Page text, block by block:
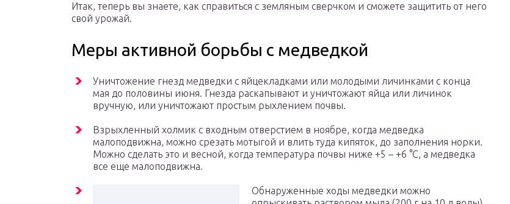
Итак, теперь вы знаете, как справиться с земляным сверчком и сможете защитить от него
свой урожай.
Меры активной борьбы с медведкой
Уничтожение гнезд медведки с яйцекладками или молодыми личинками с конца
мая до половины июня. Гнезда раскапывают и уничтожают яйца или личинок
вручную, или уничтожают простым рыхлением почвы.
Взрыхленный холмик с входным отверстием в ноябре, когда медведка
малоподвижна, можно срезать мотыгой и влить туда кипяток, до заполнения норки.
Можно сделать это и весной, когда температура почвы ниже +5 – +6 °С, а медведка
все еще малоподвижна.
Обнаруженные ходы медведки можно